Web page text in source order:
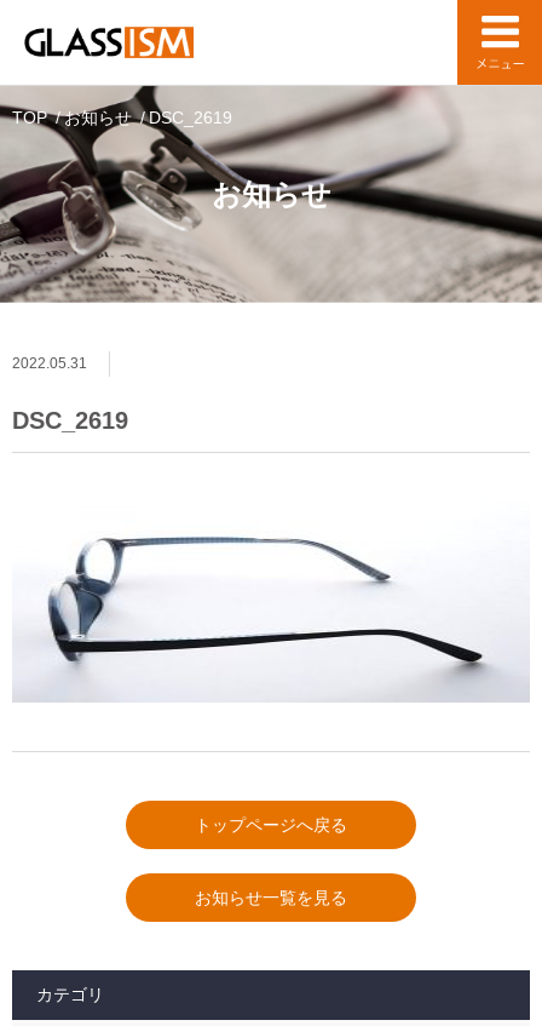
お知らせ
TOP お知らせ DSC_2619
2022.05.31
DSC_2619
トップページへ戻る
お知らせ一覧を見る
カテゴリ